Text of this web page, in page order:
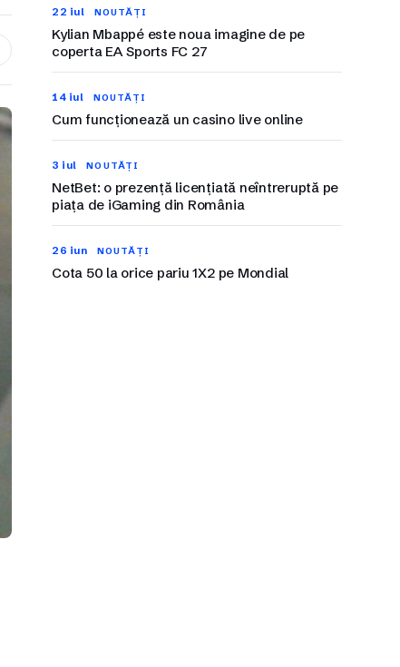
22 iul NOUTĂȚI
Kylian Mbappé este noua imagine de pe
coperta EA Sports FC 27
14 iul NOUTĂȚI
Cum funcționează un casino live online
3 iul NOUTĂȚI
NetBet: o prezență licențiată neîntreruptă pe
piața de iGaming din România
26 iun NOUTĂȚI
Cota 50 la orice pariu 1X2 pe Mondial